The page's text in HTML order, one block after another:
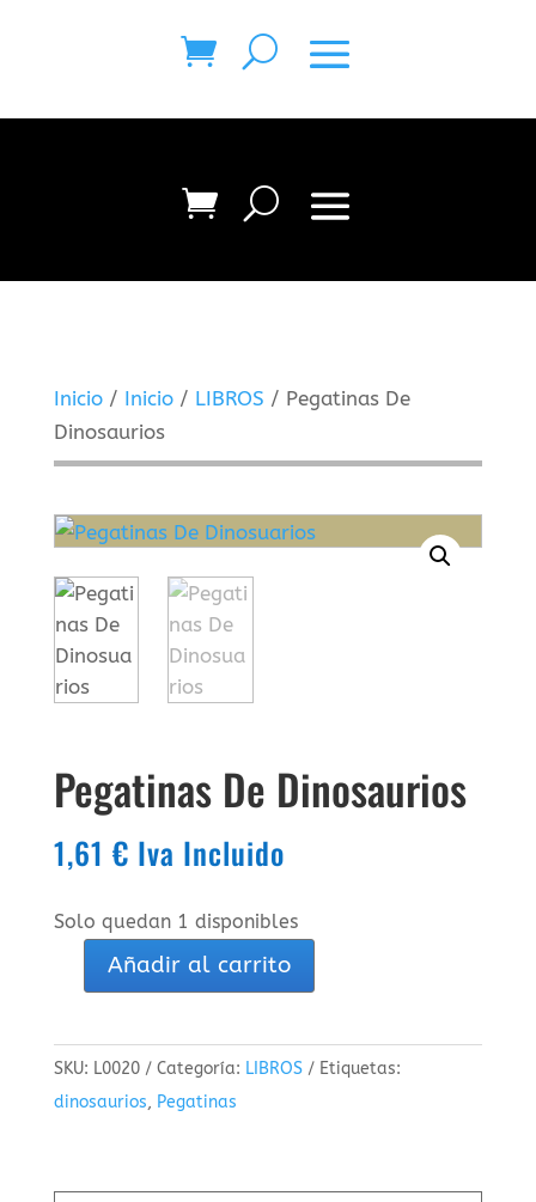
Inicio/ Inicio/ LIBROS / Pegatinas De
Dinosaurios
Pegatinas De Dinosaurios
1,61 € Iva Incluido
Solo quedan 1 disponibles
Dinosaurios
cantidad
Añadir al carrito
SKU: L0020 Categoría: LIBROS
Etiquetas:
dinosaurios, Pegatinas